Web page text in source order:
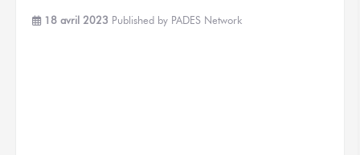
18 avril 2023 Published by PADES Network